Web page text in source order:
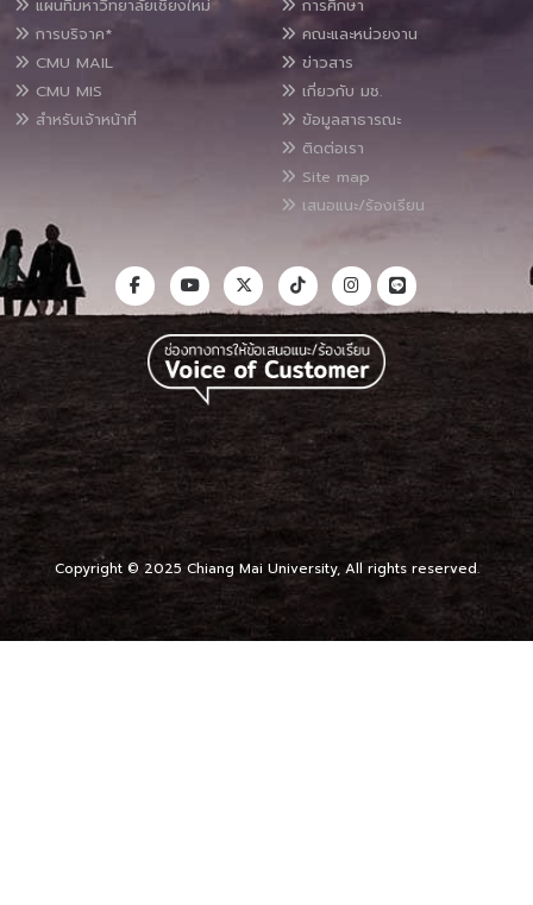
แผนที่มหาวิทยาลัยเชียงใหม่
การบริจาค*
CMU MAIL
CMU MIS
สำหรับเจ้าหน้าที่
การศึกษา
คณะและหน่วยงาน
ข่าวสาร
เกี่ยวกับ มช.
ข้อมูลสาธารณะ
ติดต่อเรา
Site map
เสนอแนะ/ร้องเรียน
Copyright © 2025 Chiang Mai University, All rights reserved.